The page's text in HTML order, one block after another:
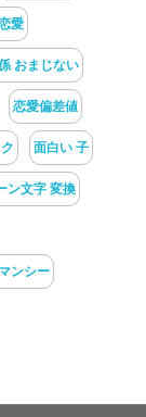
愛
おまじない
恋愛偏差値
面白い 子
ン文字 変換
ンシー